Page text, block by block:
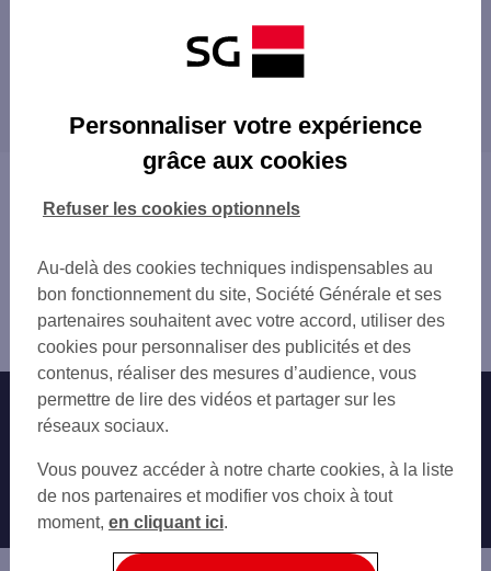
Les distributeurs/automates à proximité
LE CANNET ROCHEVILLE
LE CANNET 1 BD PAUL DOUMER
CANNES 87 RUE FELIX FAURE
CSO CANNES CROISETTE
CANNES 50 CROIS
CANNES BOCCA TONNER
CANNES 10 RUE MONSEIGNEUR JEANCARD
SHELL BREGUIERE
TOTAL LA COTE D'AZUR
MOUGINS
VALLAURIS 1 AV DU TAPIS VERT
MOUGINS PL DU MARCHE NEUF
CSO PB CANNES
LA ROQUETTE SUR SIAGNE
VALLAURIS 24 AV DE LA GARE
proximité
VALLAURIS
VALBONNE
ANTIBES
BIOT
GRASSE
VILLENEUVE-LOUBET
CAGNES-SUR-MER
SAINT-LAURENT-DU-VAR
VENCE
SAINT-RAPHAËL
Vous êtes ici : Accueil
Trouver une agence bancaire
Alpes-Maritimes
le Cannet
Distributeur/automate LE CANNET 113 BD PAUL
DOUMER
Nos engagements Nous contacter
Autres sites SG
Professionnels
Entreprises
Personnaliser votre expérience
grâce aux cookies
Au-delà des cookies techniques indispensables au
bon fonctionnement du site, Société Générale et ses
partenaires souhaitent avec votre accord, utiliser des
cookies pour personnaliser des publicités et des
contenus, réaliser des mesures d’audience, vous
permettre de lire des vidéos et partager sur les
réseaux sociaux.
Vous pouvez accéder à notre charte cookies, à la liste
de nos partenaires et modifier vos choix à tout
moment, en cliquant ici.
Refuser les cookies optionnels